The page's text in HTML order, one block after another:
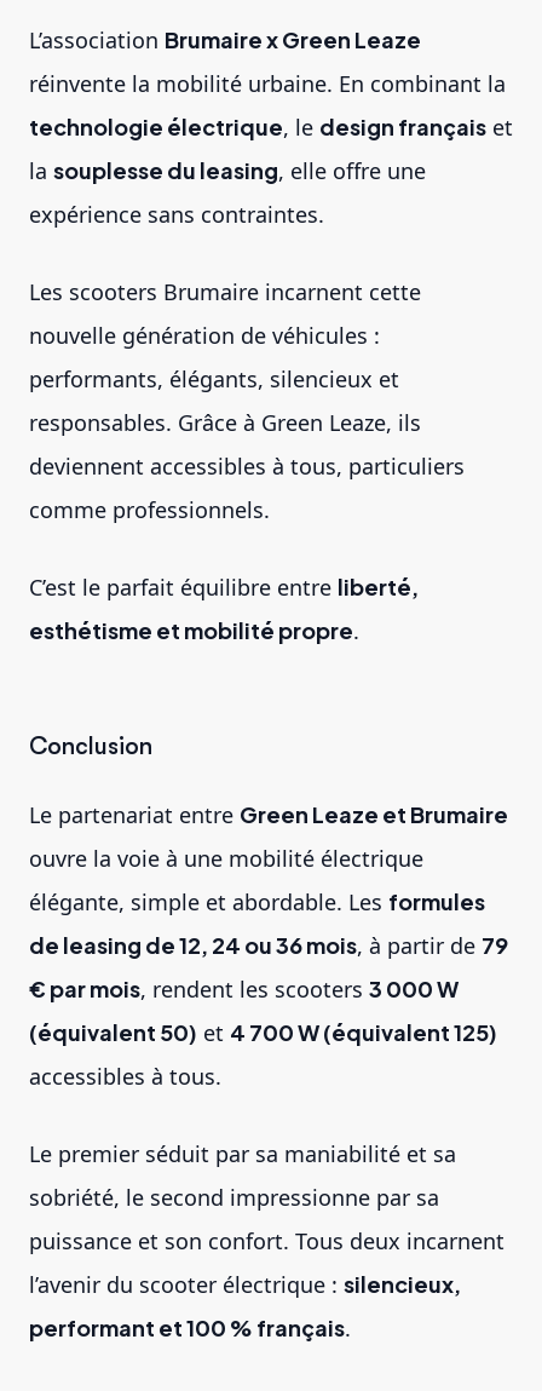
L’association Brumaire x Green Leaze
réinvente la mobilité urbaine. En combinant la
technologie électrique, le design français et
la souplesse du leasing, elle offre une
expérience sans contraintes.
Les scooters Brumaire incarnent cette
nouvelle génération de véhicules :
performants, élégants, silencieux et
responsables. Grâce à Green Leaze, ils
deviennent accessibles à tous, particuliers
comme professionnels.
C’est le parfait équilibre entre liberté,
esthétisme et mobilité propre.
Conclusion
Le partenariat entre Green Leaze et Brumaire
ouvre la voie à une mobilité électrique
élégante, simple et abordable. Les formules
de leasing de 12, 24 ou 36 mois, à partir de 79
€ par mois, rendent les scooters 3 000 W
(équivalent 50) et 4 700 W (équivalent 125)
accessibles à tous.
Le premier séduit par sa maniabilité et sa
sobriété, le second impressionne par sa
puissance et son confort. Tous deux incarnent
l’avenir du scooter électrique : silencieux,
performant et 100 % français.